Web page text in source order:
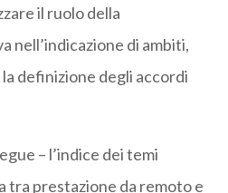
il ruolo della
nell’indicazione di ambiti,
definizione degli accordi
– l’indice dei temi
tra prestazione da remoto e